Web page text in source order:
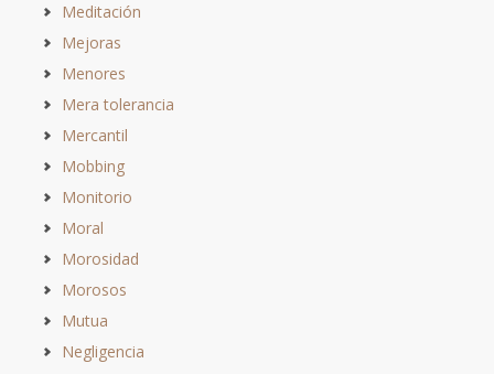
Meditación
Mejoras
Menores
Mera tolerancia
Mercantil
Mobbing
Monitorio
Moral
Morosidad
Morosos
Mutua
Negligencia